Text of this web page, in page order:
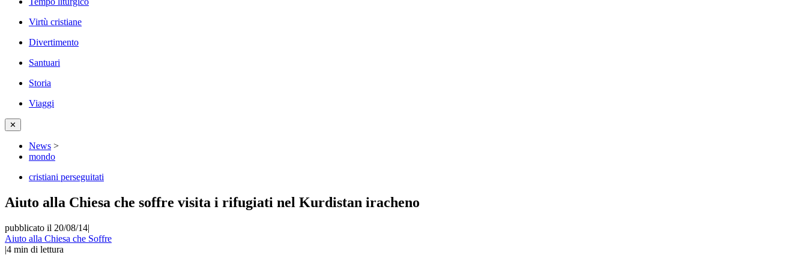
Virtù cristiane
Divertimento
Santuari
Storia
Viaggi
✕
News >
mondo
cristiani perseguitati
Aiuto alla Chiesa che soffre visita i rifugiati nel Kurdistan iracheno
pubblicato il 20/08/14|
Aiuto alla Chiesa che Soffre
|4 min di lettura